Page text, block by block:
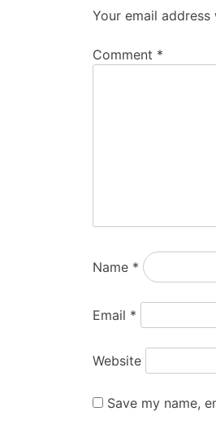
Your email
Comment *
Name *
Email *
Website
Save my name,